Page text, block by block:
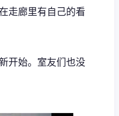
走廊里有自己的看
开始。室友们也没